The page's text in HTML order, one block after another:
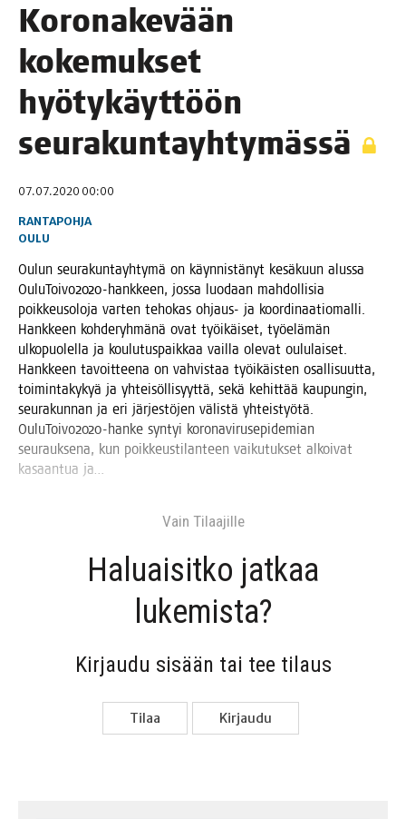
Koro­na­ke­vään
koke­muk­set
hyö­ty­käyt­töön
seurakuntayhtymässä
07.07.2020 00:00
RANTAPOHJA
OULU
Oulun seu­ra­kun­tayh­ty­mä on käyn­nis­tä­nyt kesä­kuun alus­sa
Oulu­Toi­vo2020-hank­keen, jos­sa luo­daan mah­dol­li­sia
poik­keus­o­lo­ja var­ten teho­kas ohjaus- ja koor­di­naa­tio­mal­li.
Hank­keen koh­de­ryh­mä­nä ovat työi­käi­set, työ­elä­män
ulko­puo­lel­la ja kou­lu­tus­paik­kaa vail­la ole­vat oulu­lai­set.
Hank­keen tavoit­tee­na on vah­vis­taa työi­käis­ten osal­li­suut­ta,
toi­min­ta­ky­kyä ja yhtei­söl­li­syyt­tä, sekä kehit­tää kau­pun­gin,
seu­ra­kun­nan ja eri jär­jes­tö­jen välis­tä yhteis­työ­tä.
Oulu­Toi­vo2020-han­ke syn­tyi koro­na­vi­ruse­pi­de­mian
seu­rauk­se­na, kun poik­keus­ti­lan­teen vai­ku­tuk­set alkoi­vat
kasaan­tua ja…
Vain Tilaa­jil­le
Haluai­sit­ko jat­kaa
lukemista?
Kir­jau­du sisään tai tee tilaus
Tilaa Kir­jau­du